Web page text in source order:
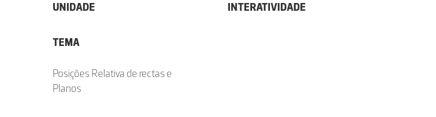
UNIDADE
TEMA
Posições Relativa de rectas e
Planos
INTERATIVIDADE